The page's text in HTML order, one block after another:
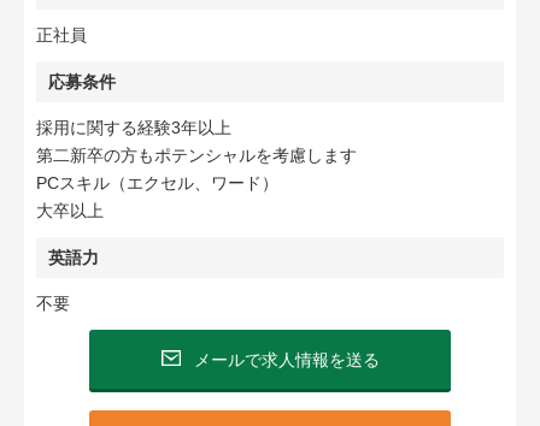
正社員
応募条件
採用に関する経験3年以上
第二新卒の方もポテンシャルを考慮します
PCスキル（エクセル、ワード）
大卒以上
英語力
不要
メールで求人情報を送る